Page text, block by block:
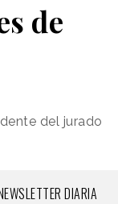
de
del jurado
DIARIA